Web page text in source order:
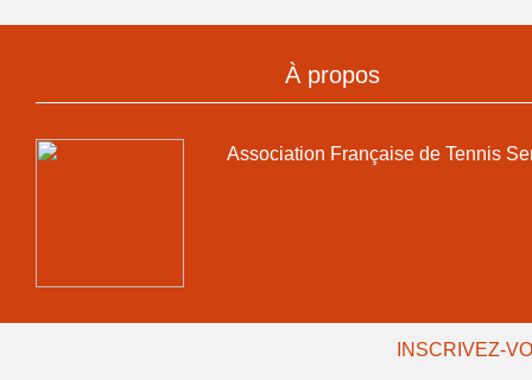
À propos
Association Française de Tennis
INSCRIVEZ-